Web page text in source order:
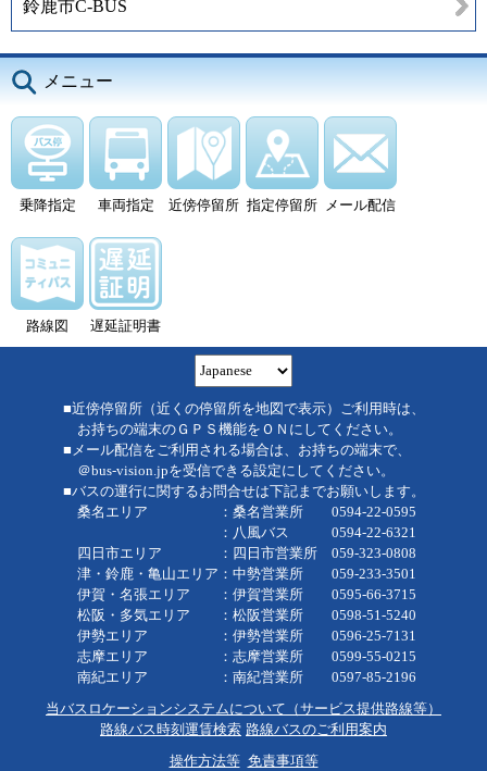
鈴鹿市C-BUS
メニュー
乗降指定 車両指定 近傍停留所 指定停留所 メール配信
路線図 遅延証明書
■近傍停留所（近くの停留所を地図で表示）ご利用時は、
お持ちの端末のＧＰＳ機能をＯＮにしてください。
■メール配信をご利用される場合は、お持ちの端末で、
＠bus-vision.jpを受信できる設定にしてください。
■バスの運行に関するお問合せは下記までお願いします。
桑名エリア ：桑名営業所 0594-22-0595
：八風バス 0594-22-6321
四日市エリア ：四日市営業所 059-323-0808
津・鈴鹿・亀山エリア：中勢営業所 059-233-3501
伊賀・名張エリア ：伊賀営業所 0595-66-3715
松阪・多気エリア ：松阪営業所 0598-51-5240
伊勢エリア ：伊勢営業所 0596-25-7131
志摩エリア ：志摩営業所 0599-55-0215
南紀エリア ：南紀営業所 0597-85-2196
当バスロケーションシステムについて（サービス提供路線等）
路線バス時刻運賃検索 路線バスのご利用案内
操作方法等 免責事項等